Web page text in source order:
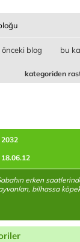
blog bu
kategoriden
2032
18.06.12
erken
bilhassa